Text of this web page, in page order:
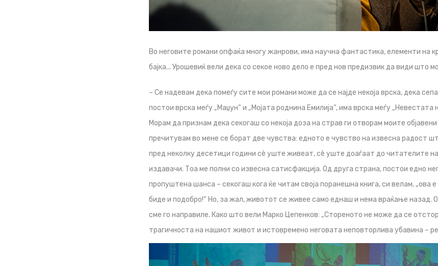
Во неговите романи опфаќа многу жанрови, има научна фантастика, елементи на
бајка... Урошевиќ вели дека со секое ново дело е пред нов предизвик да види што
– Се надевам дека помеѓу сите мои романи може да се најде некоја врска, дека
постои врска меѓу „Маџун“ и „Мојата роднина Емилија“, има врска меѓу „Невестата
Морам да признам дека секогаш со некоја доза на страв ги отворам моите
пречитувам во мене се борат две чувства: едното е чувство на извесна радост
пред неколку десетици години сѐ уште живеат, сѐ уште доаѓаат до читателите
издавачи. Тоа ме полни со извесна сатисфакција. Од друга страна, постои едно
пропуштена шанса – секогаш кога ќе читам своја поранешна книга, си велам, „ова
биде и подобро!“ Но, за жал, животот се живее само еднаш и нема враќање назад.
сме го направиле. Како што вели Марко Цепенков: „Стореното не може да се
трагичноста на нашиот живот и истовремено неговата неповторлива убавина –